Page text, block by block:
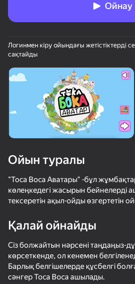
Құрылғыны
Ойын тек
бағдарда ғана
ОЙНАУ
Обби на Клавишах: +1 к Скорости
Ойнау
Логинмен кіру ойындағы жетістіктерді
сақтайды
Ойын туралы
"Toca Boca Аватары" -бұл
көлеңкедегі жасырын бейнелерді
тексеретін ақыл-ойды өзгертетін
Қалай ойнайды
Сіз болжайтын нәрсені таңдаңыз-
көрсеткенде, ол кенемен
Барлық белгішелерде құсбелгі
сәнгер Toca Boca ашылады.